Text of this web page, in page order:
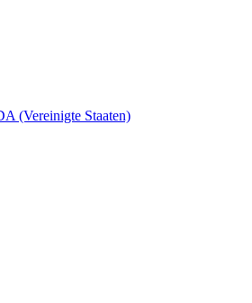
(Vereinigte Staaten)